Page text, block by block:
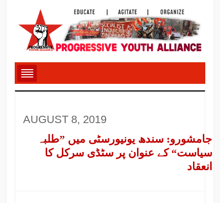
AUGUST 8, 2019
جامشورو: سندھ یونیورسٹی میں ”طلبہ
سیاست“ کے عنوان پر سٹڈی سرکل کا
انعقاد